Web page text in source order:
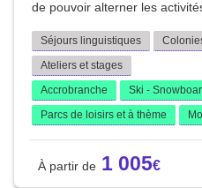
de pouvoir alterner les
Séjours linguistiques
Ateliers et stages
Accrobranche
Ski -
Parcs de loisirs et à thème
1 005